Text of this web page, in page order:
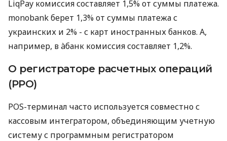
LiqPay комиссия составляет 1,5% от суммы платежа.
monobank берет 1,3% от суммы платежа с
украинских и 2% - с карт иностранных банков. А,
например, в àбанк комиссия составляет 1,2%.
О регистраторе расчетных операций
(РРО)
POS-терминал часто используется совместно с
кассовым интегратором, объединяющим учетную
систему с программным регистратором